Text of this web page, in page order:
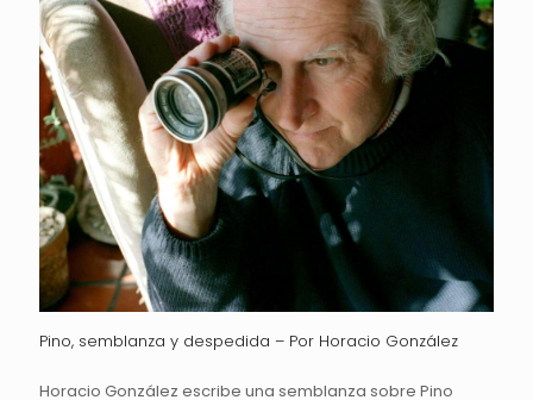
Pino, semblanza y despedida – Por Horacio González
Horacio González escribe una semblanza sobre Pino